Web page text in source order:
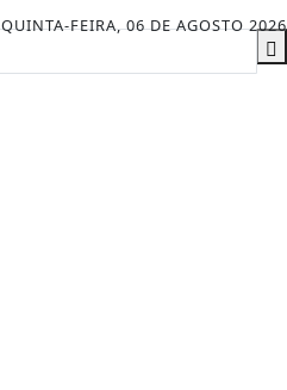
QUINTA-FEIRA, 06 DE AGOSTO 2026